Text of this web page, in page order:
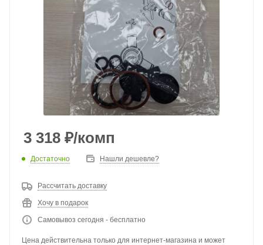
3 318 ₽/комп
Достаточно Нашли дешевле?
Рассчитать доставку
Хочу в подарок
Самовывоз сегодня - бесплатно
Цена действительна только для интернет-магазина и может